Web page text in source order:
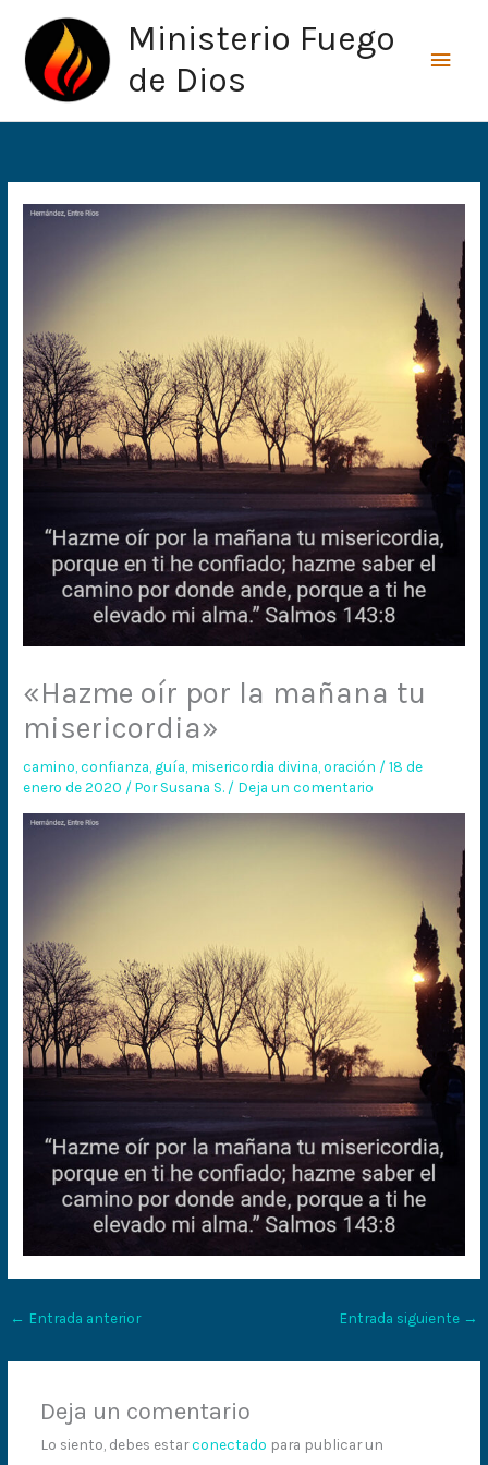
contenido
Ministerio Fuego
de Dios
«Hazme oír por la mañana tu
misericordia»
camino,confianza, guía, misericordia divina,oración /18 de
enero de 2020 / PorSusana S. / Deja un comentario
← Entrada anterior Entrada siguiente →
Deja un comentario
Lo siento, debes estarconectado para publicar un